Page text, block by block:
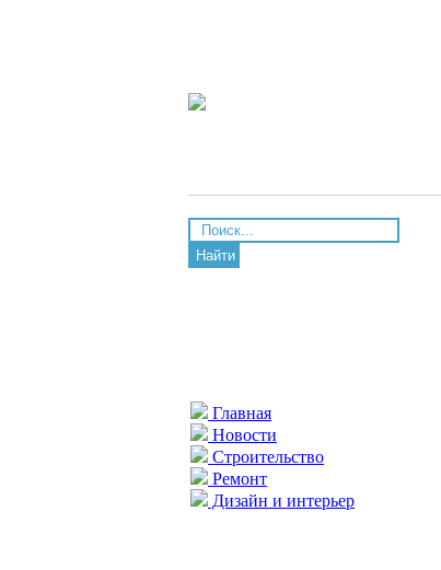
Найти
Главная
Новости
Строительство
Ремонт
Дизайн и интерьер